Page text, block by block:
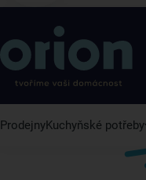
ProdejnyKuchyňské potřeby